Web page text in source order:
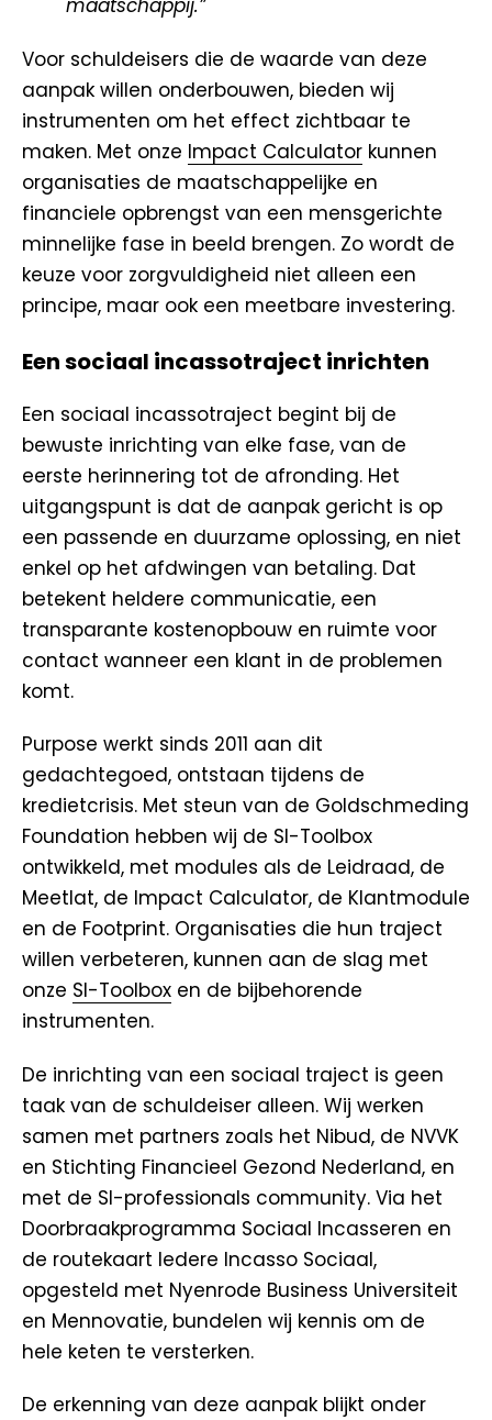
maatschappij.”
Voor schuldeisers die de waarde van deze
aanpak willen onderbouwen, bieden wij
instrumenten om het effect zichtbaar te
maken. Met onze Impact Calculator kunnen
organisaties de maatschappelijke en
financiele opbrengst van een mensgerichte
minnelijke fase in beeld brengen. Zo wordt de
keuze voor zorgvuldigheid niet alleen een
principe, maar ook een meetbare investering.
Een sociaal incassotraject inrichten
Een sociaal incassotraject begint bij de
bewuste inrichting van elke fase, van de
eerste herinnering tot de afronding. Het
uitgangspunt is dat de aanpak gericht is op
een passende en duurzame oplossing, en niet
enkel op het afdwingen van betaling. Dat
betekent heldere communicatie, een
transparante kostenopbouw en ruimte voor
contact wanneer een klant in de problemen
komt.
Purpose werkt sinds 2011 aan dit
gedachtegoed, ontstaan tijdens de
kredietcrisis. Met steun van de Goldschmeding
Foundation hebben wij de SI-Toolbox
ontwikkeld, met modules als de Leidraad, de
Meetlat, de Impact Calculator, de Klantmodule
en de Footprint. Organisaties die hun traject
willen verbeteren, kunnen aan de slag met
onze SI-Toolbox en de bijbehorende
instrumenten.
De inrichting van een sociaal traject is geen
taak van de schuldeiser alleen. Wij werken
samen met partners zoals het Nibud, de NVVK
en Stichting Financieel Gezond Nederland, en
met de SI-professionals community. Via het
Doorbraakprogramma Sociaal Incasseren en
de routekaart Iedere Incasso Sociaal,
opgesteld met Nyenrode Business Universiteit
en Mennovatie, bundelen wij kennis om de
hele keten te versterken.
De erkenning van deze aanpak blijkt onder